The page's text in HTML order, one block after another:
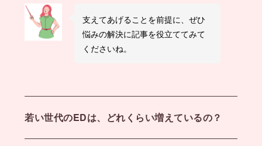
支えてあげることを前提に、ぜひ
悩みの解決に記事を役立ててみて
くださいね。
若い世代のEDは、どれくらい増えているの？